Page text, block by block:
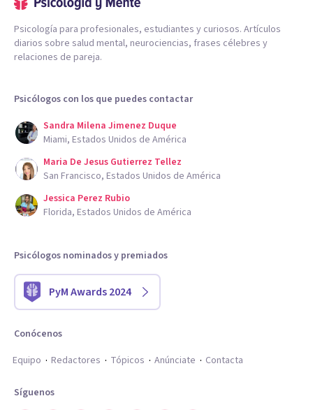
Psicología para profesionales, estudiantes y curiosos. Artículos
diarios sobre salud mental, neurociencias, frases célebres y
relaciones de pareja.
Psicólogos con los que puedes contactar
Sandra Milena Jimenez Duque
Miami, Estados Unidos de América
Maria De Jesus Gutierrez Tellez
San Francisco, Estados Unidos de América
Jessica Perez Rubio
Florida, Estados Unidos de América
Psicólogos nominados y premiados
PyM Awards 2024
Conócenos
Equipo
Redactores Tópicos Anúnciate Contacta
Síguenos